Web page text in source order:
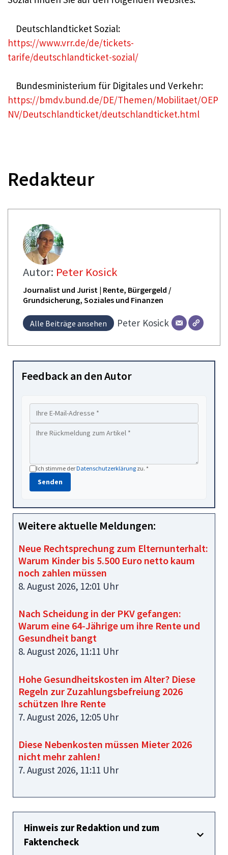
Deutschlandticket Sozial:
https://www.vrr.de/de/tickets-
tarife/deutschlandticket-sozial/
Bundesministerium für Digitales und Verkehr:
https://bmdv.bund.de/DE/Themen/Mobilitaet/OEP
NV/Deutschlandticket/deutschlandticket.html
Redakteur
Autor: Peter Kosick
Journalist und Jurist | Rente, Bürgergeld /
Grundsicherung, Soziales und Finanzen
Alle Beiträge ansehen Peter Kosick
Feedback an den Autor
Ich stimme derDatenschutzerklärung zu. *
Senden
Weitere aktuelle Meldungen:
Neue Rechtsprechung zum Elternunterhalt:
Warum Kinder bis 5.500 Euro netto kaum
noch zahlen müssen
8. August 2026, 12:01 Uhr
Nach Scheidung in der PKV gefangen:
Warum eine 64‑Jährige um ihre Rente und
Gesundheit bangt
8. August 2026, 11:11 Uhr
Hohe Gesundheitskosten im Alter? Diese
Regeln zur Zuzahlungsbefreiung 2026
schützen Ihre Rente
7. August 2026, 12:05 Uhr
Diese Nebenkosten müssen Mieter 2026
nicht mehr zahlen!
7. August 2026, 11:11 Uhr
Hinweis zur Redaktion und zum
Faktencheck